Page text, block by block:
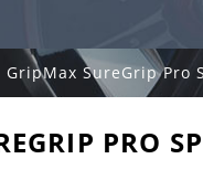
GripMax SureGrip Pro
PRO